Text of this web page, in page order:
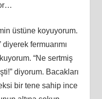
üstüne koyuyorum.
diyerek fermuarımı
“Ne sertmiş
diyorum. Bacakları
bir tene sahip ince